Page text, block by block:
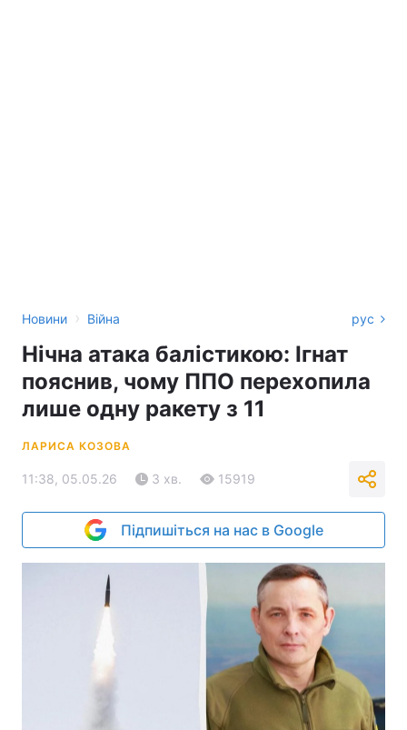
Новини › Війна рус
Нічна атака балістикою: Ігнат
пояснив, чому ППО перехопила
лише одну ракету з 11
ЛАРИСА КОЗОВА
11:38, 05.05.26 3 хв. 15919
Підпишіться на нас в Google